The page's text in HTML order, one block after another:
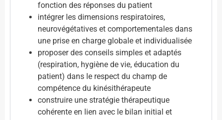
fonction des réponses du patient
intégrer les dimensions respiratoires,
neurovégétatives et comportementales dans
une prise en charge globale et individualisée
proposer des conseils simples et adaptés
(respiration, hygiène de vie, éducation du
patient) dans le respect du champ de
compétence du kinésithérapeute
construire une stratégie thérapeutique
cohérente en lien avec le bilan initial et